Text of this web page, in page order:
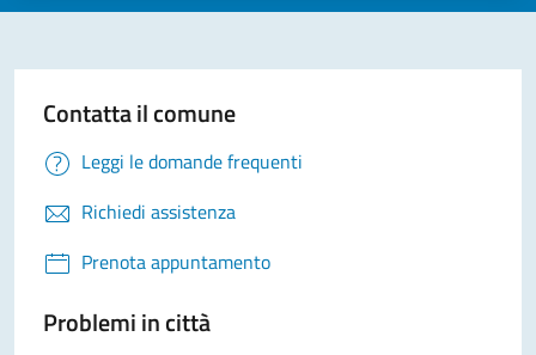
Contatta il comune
Leggi le domande frequenti
Richiedi assistenza
Prenota appuntamento
Problemi in città